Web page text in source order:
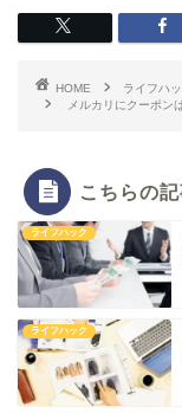
HOME
ライフハッ
メルカリにクーポン
こちらの
ライフハック
ライフハック